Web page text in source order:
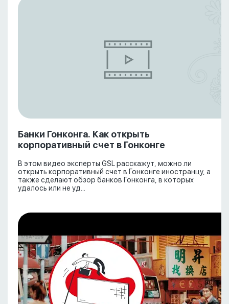
Банки Гонконга. Как открыть
корпоративный счет в Гонконге
В этом видео эксперты GSL расскажут, можно ли
открыть корпоративный счет в Гонконге иностранцу, а
также сделают обзор банков Гонконга, в которых
удалось или не уд...